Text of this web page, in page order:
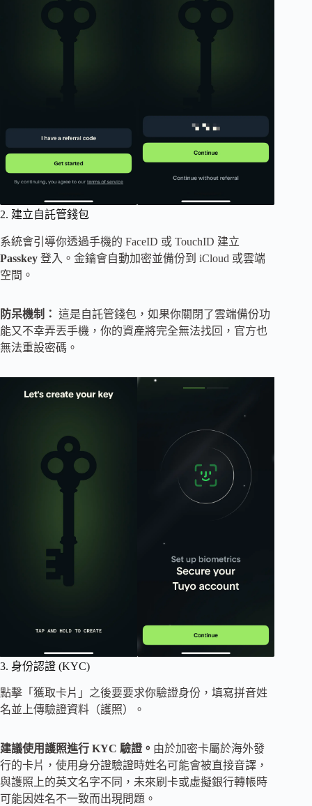
2. 建立自託管錢包
系統會引導你透過手機的 FaceID 或 TouchID 建立
Passkey 登入。金鑰會自動加密並備份到 iCloud 或雲端
空間。
防呆機制： 這是自託管錢包，如果你關閉了雲端備份功
能又不幸弄丟手機，你的資產將完全無法找回，官方也
無法重設密碼。
3. 身份認證 (KYC)
點擊「獲取卡片」之後要要求你驗證身份，填寫拼音姓
名並上傳驗證資料（護照）。
建議使用護照進行 KYC 驗證。 由於加密卡屬於海外發
行的卡片，使用身分證驗證時姓名可能會被直接音譯，
與護照上的英文名字不同，未來刷卡或虛擬銀行轉帳時
可能因姓名不一致而出現問題。